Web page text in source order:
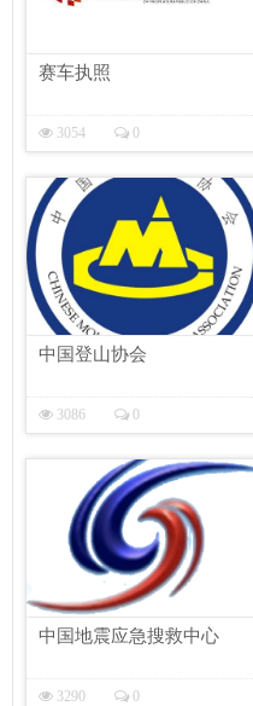
赛车执照
3054 0
中国登山协会
3086 0
中国地震应急搜救中心
3290 0